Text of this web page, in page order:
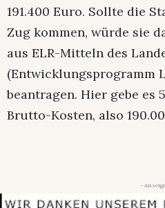
191.400 Euro. Sollte die
Zug kommen, würde sie
aus ELR-Mitteln des
(Entwicklungsprogramm
beantragen. Hier gebe es
Brutto-Kosten, also
-